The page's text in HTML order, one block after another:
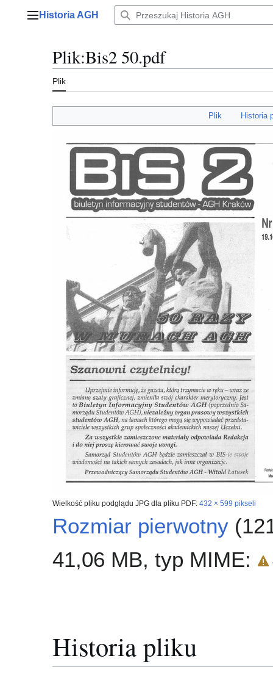
Menu główne
Historia AGH
Plik:Bis2 50.pdf
Plik
Plik Historia
Wielkość pliku podglądu JPG dla pliku PDF: 432 × 599 pikseli
Rozmiar pierwotny
41,06 MB, typ MIME:
Historia pliku